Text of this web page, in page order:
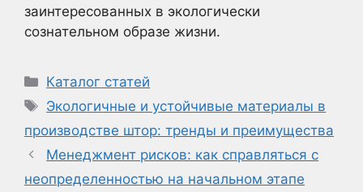
заинтересованных в экологически
сознательном образе жизни.
Рубрики
Каталог статей
Метки
Экологичные и устойчивые материалы в
производстве штор: тренды и преимущества
Менеджмент рисков: как справляться с
неопределенностью на начальном этапе